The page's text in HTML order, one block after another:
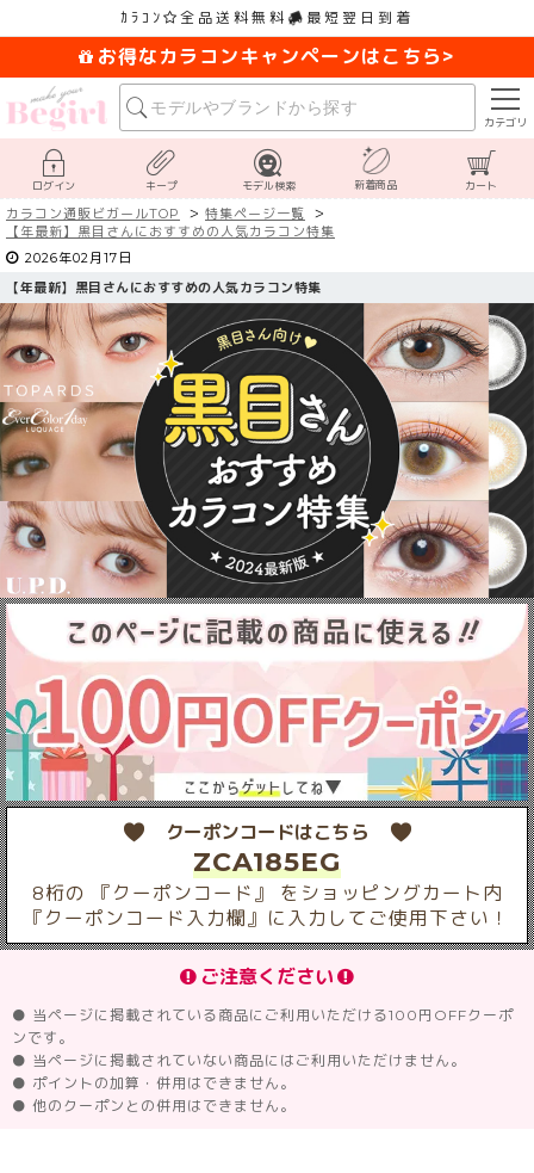
ｶﾗｺﾝ 全品送料無料 最短翌日到着
お得なカラコンキャンペーンはこちら>
カテゴリ
ログイン キープ モデル検索 新着商品 カート
カラコン通販ビガールTOP
特集ページ一覧
【 年最新】黒目さんにおすすめの人気カラコン特集
2026年02月17日
【年最新】黒目さんにおすすめの人気カラコン特集
クーポンコードはこちら
ZCA185EG
8桁の 『クーポンコード』 をショッピングカート内
『クーポンコード入力欄』に入力してご使用下さい！
ご注意ください
● 当ページに掲載されている商品にご利用いただける100円OFFクーポ
ンです。
● 当ページに掲載されていない商品にはご利用いただけません。
● ポイントの加算・併用はできません。
● 他のクーポンとの併用はできません。